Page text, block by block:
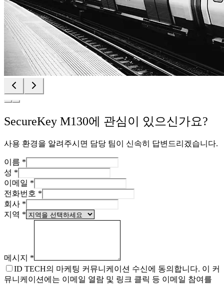
SecureKey M130에 관심이 있으신가요?
사용 환경을 알려주시면 담당 팀이 신속히 답변드리겠습니다.
이름 *
성 *
이메일 *
전화번호 *
회사 *
지역 *
메시지
*
ID TECH의 마케팅 커뮤니케이션 수신에 동의합니다. 이 커
뮤니케이션에는 이메일 열람 및 링크 클릭 등 이메일 참여를